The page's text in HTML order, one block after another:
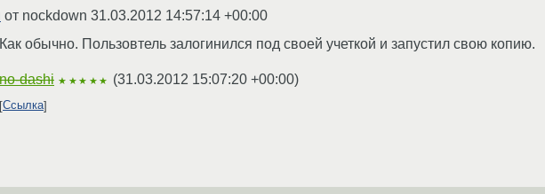
от nockdown 31.03.2012 14:57:14 +00:00
Как обычно. Пользовтель залогинился под своей учеткой и запустил свою копию.
no-dashi ★★★★★ (31.03.2012 15:07:20 +00:00)
Ссылка